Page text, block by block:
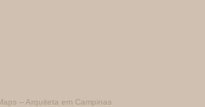
– Arquiteta em Campinas